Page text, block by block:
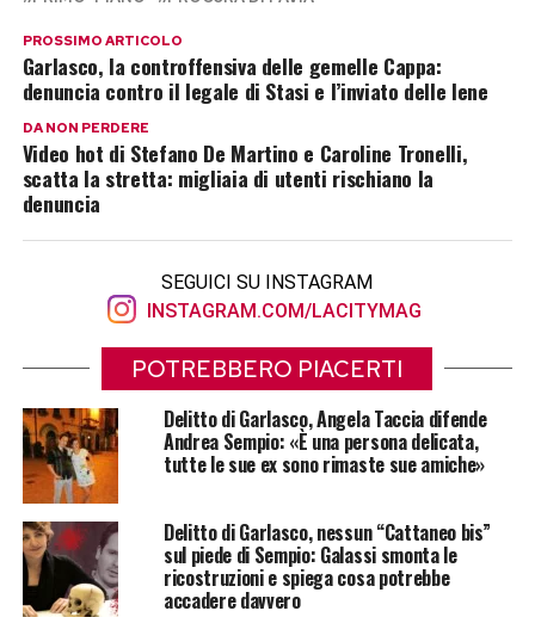
PROSSIMO ARTICOLO
Garlasco, la controffensiva delle gemelle Cappa:
denuncia contro il legale di Stasi e l’inviato delle Iene
DA NON PERDERE
Video hot di Stefano De Martino e Caroline Tronelli,
scatta la stretta: migliaia di utenti rischiano la
denuncia
SEGUICI SU INSTAGRAM
INSTAGRAM.COM/LACITYMAG
POTREBBERO PIACERTI
Delitto di Garlasco, Angela Taccia difende
Andrea Sempio: «È una persona delicata,
tutte le sue ex sono rimaste sue amiche»
Delitto di Garlasco, nessun “Cattaneo bis”
sul piede di Sempio: Galassi smonta le
ricostruzioni e spiega cosa potrebbe
accadere davvero